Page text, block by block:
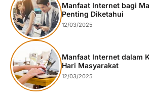
Manfaat Internet bagi
Penting Diketahui
12/03/2025
Manfaat Internet dalam
Hari Masyarakat
12/03/2025